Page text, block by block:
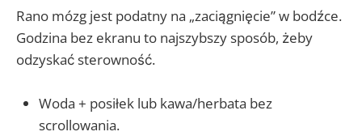
Rano mózg jest podatny na „zaciągnięcie” w bodźce.
Godzina bez ekranu to najszybszy sposób, żeby
odzyskać sterowność.
Woda + posiłek lub kawa/herbata bez
scrollowania.